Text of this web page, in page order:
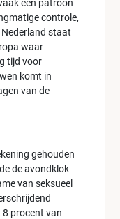
een patroon
controle,
staat
waar
tijd voor
komt in
van de
gehouden
de avondklok
van seksueel
procent van